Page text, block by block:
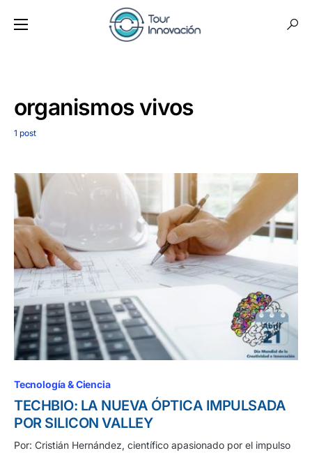
organismos vivos
1 post
Tecnología & Ciencia
TECHBIO: LA NUEVA ÓPTICA IMPULSADA
POR SILICON VALLEY
Por: Cristián Hernández, científico apasionado por el impulso